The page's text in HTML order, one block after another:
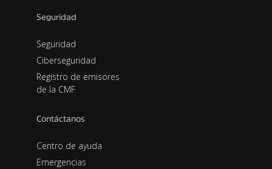
Seguridad
Seguridad
Ciberseguridad
Registro de emisores
de la CMF
Contáctanos
Centro de ayuda
Emergencias